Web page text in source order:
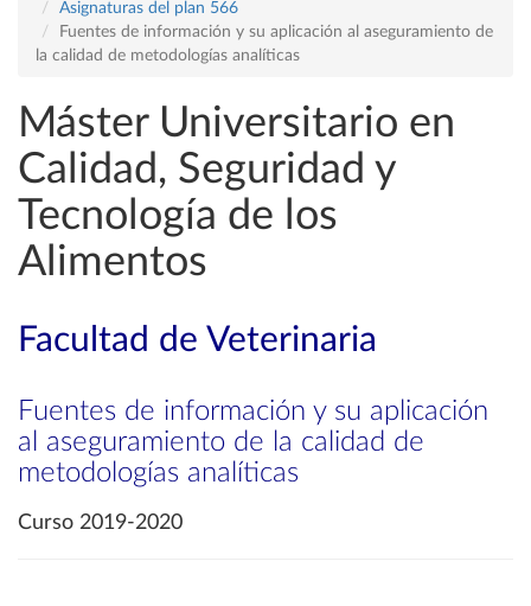
Asignaturas del plan 566
Fuentes de información y su aplicación al aseguramiento de
la calidad de metodologías analíticas
Máster Universitario en
Calidad, Seguridad y
Tecnología de los
Alimentos
Facultad de Veterinaria
Fuentes de información y su aplicación
al aseguramiento de la calidad de
metodologías analíticas
Curso 2019-2020